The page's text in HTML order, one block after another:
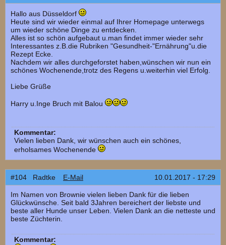
Hallo aus Düsseldorf
Heute sind wir wieder einmal auf Ihrer Homepage unterwegs
um wieder schöne Dinge zu entdecken.
Alles ist so schön aufgebaut u.man findet immer wieder sehr
Interessantes z.B.die Rubriken "Gesundheit-"Ernährung"u.die
Rezept Ecke.
Nachdem wir alles durchgeforstet haben,wünschen wir nun ein
schönes Wochenende,trotz des Regens u.weiterhin viel Erfolg.
Liebe Grüße
Harry u.Inge Bruch mit Balou
Kommentar:
Vielen lieben Dank, wir wünschen auch ein schönes,
erholsames Wochenende
#104 Radtke E-Mail 10.01.2017 - 17:29
Im Namen von Brownie vielen lieben Dank für die lieben
Glückwünsche. Seit bald 3Jahren bereichert der liebste und
beste aller Hunde unser Leben. Vielen Dank an die netteste und
beste Züchterin.
Kommentar: